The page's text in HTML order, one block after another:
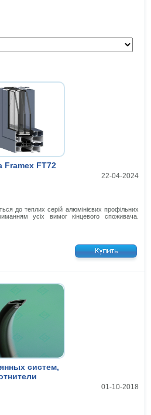
Framex FТ72
22-04-2024
до теплих серій алюмінієвих профільних
усіх вимог кінцевого споживача.
систем,
01-10-2018